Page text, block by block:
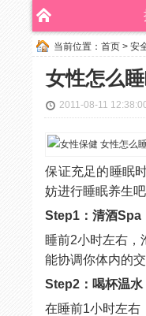
当前位置： 首页 > 安
女性怎么
2011-08-11
保证充足的睡眠
妨进行睡眠养生吧
Step1：清酒Spa
睡前2小时左右，
能协调你体内的
Step2：喝杯温水
在睡前1小时左右